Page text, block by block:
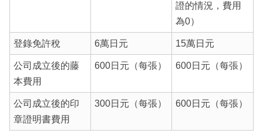
證的情況，費用
為0）
登錄免許稅 6萬日元 15萬日元
公司成立後的藤
本費用
600日元（每張） 600日元（每張）
公司成立後的印
章證明書費用
300日元（每張） 600日元（每張）